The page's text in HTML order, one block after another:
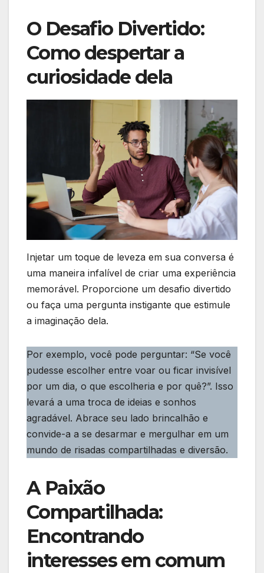
O Desafio Divertido:
Como despertar a
curiosidade dela
Injetar um toque de leveza em sua conversa é
uma maneira infalível de criar uma experiência
memorável. Proporcione um desafio divertido
ou faça uma pergunta instigante que estimule
a imaginação dela.
Por exemplo, você pode perguntar: “Se você
pudesse escolher entre voar ou ficar invisível
por um dia, o que escolheria e por quê?”. Isso
levará a uma troca de ideias e sonhos
agradável. Abrace seu lado brincalhão e
convide-a a se desarmar e mergulhar em um
mundo de risadas compartilhadas e diversão.
A Paixão
Compartilhada:
Encontrando
interesses em comum